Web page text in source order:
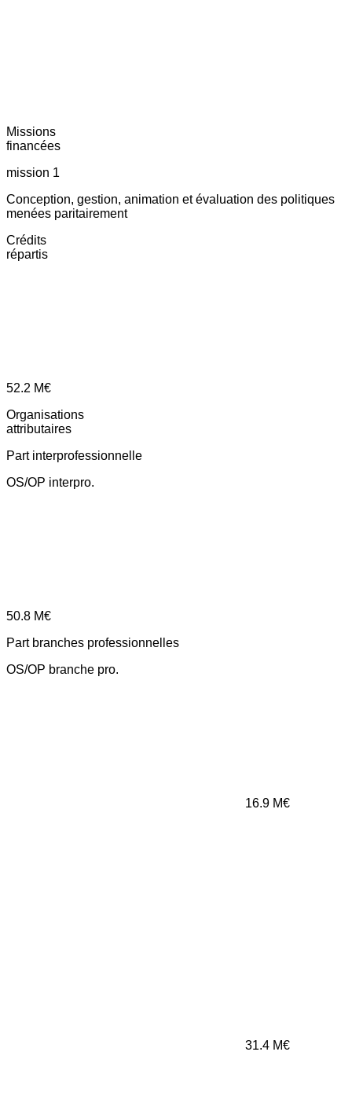
Missions
financées
mission 1
Conception, gestion, animation et évaluation des politiques
menées paritairement
Crédits
répartis
52.2 M€
Organisations
attributaires
Part interprofessionnelle
OS/OP interpro.
50.8 M€
Part branches professionnelles
OS/OP branche pro.
16.9 M€
31.4 M€